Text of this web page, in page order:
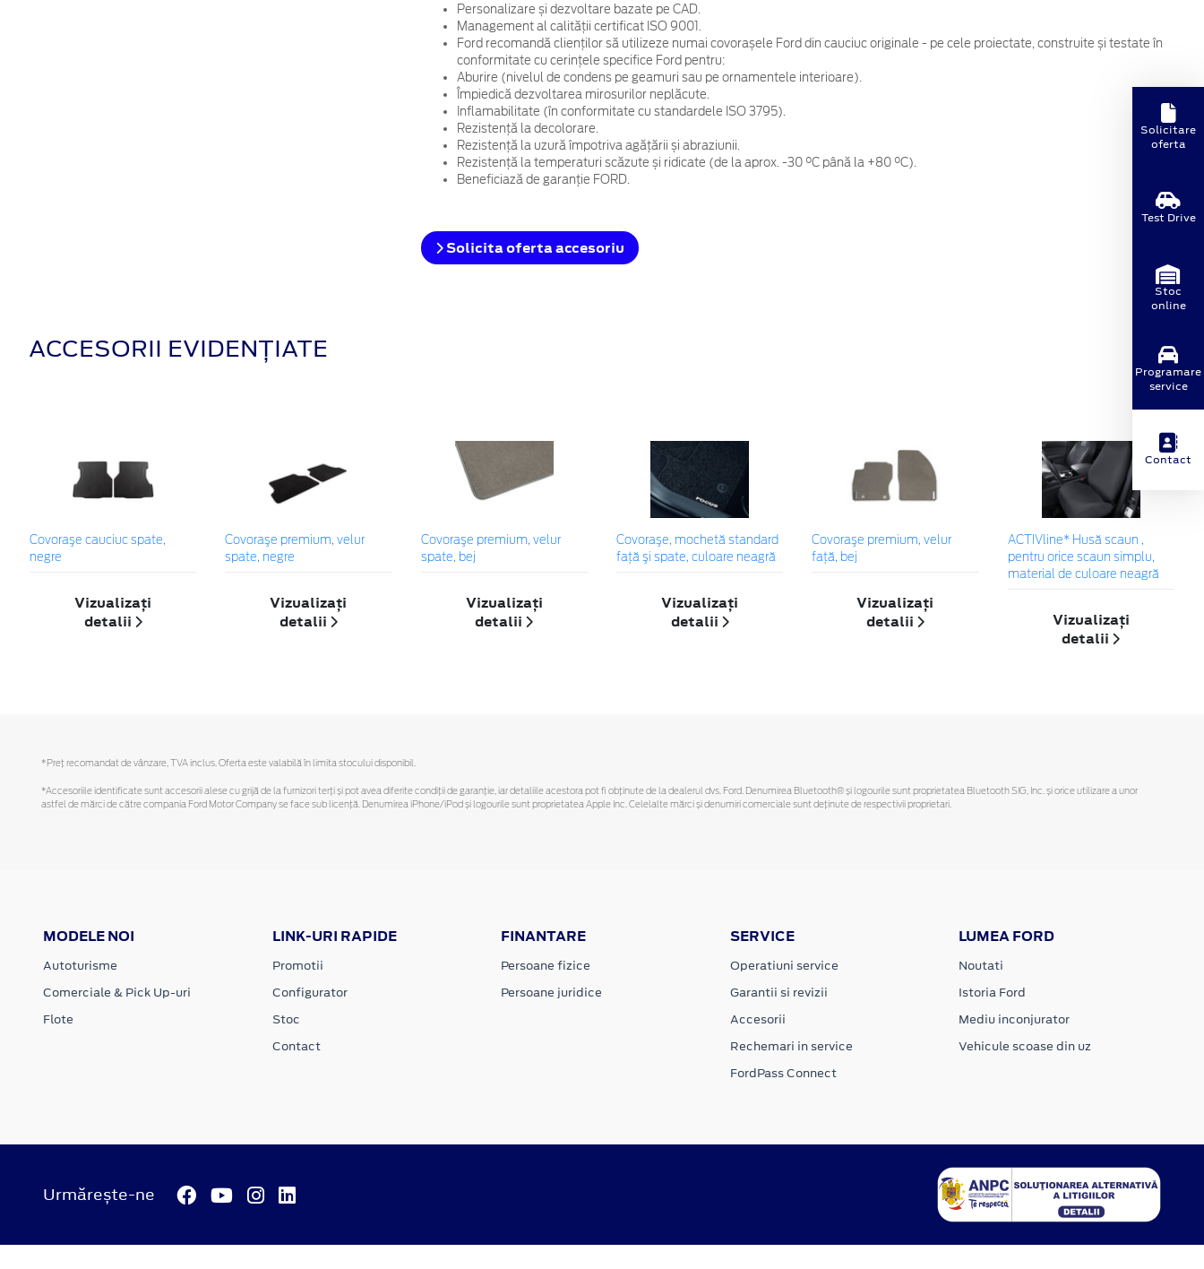
Personalizare și dezvoltare bazate pe CAD.
Management al calității certificat ISO 9001.
Ford recomandă clienților să utilizeze numai covorașele Ford din cauciuc originale - pe cele proiectate, construite și testate în
conformitate cu cerințele specifice Ford pentru:
Aburire (nivelul de condens pe geamuri sau pe ornamentele interioare).
Împiedică dezvoltarea mirosurilor neplăcute.
Inflamabilitate (în conformitate cu standardele ISO 3795).
Rezistență la decolorare.
Rezistență la uzură împotriva agățării și abraziunii.
Rezistență la temperaturi scăzute și ridicate (de la aprox. -30 °C până la +80 °C).
Beneficiază de garanție FORD.
Solicita oferta accesoriu
ACCESORII EVIDENȚIATE
Covoraşe cauciuc spate,
negre
Vizualizați
detalii
Covoraşe premium, velur
spate, negre
Vizualizați
detalii
Covoraşe premium, velur
spate, bej
Vizualizați
detalii
Covoraşe, mochetă standard
faţă şi spate, culoare neagră
Vizualizați
detalii
Covoraşe premium, velur
faţă, bej
Vizualizați
detalii
ACTIVline* Husă scaun ,
pentru orice scaun simplu,
material de culoare neagră
Vizualizați
detalii
*Preţ recomandat de vânzare, TVA inclus. Oferta este valabilă în limita stocului disponibil.
*Accesoriile identificate sunt accesorii alese cu grijă de la furnizori terți și pot avea diferite condiții de garanție, iar detaliile acestora pot fi obținute de la dealerul dvs. Ford. Denumirea Bluetooth® și logourile sunt proprietatea Bluetooth SIG, Inc. și orice utilizare a unor
astfel de mărci de către compania Ford Motor Company se face sub licență. Denumirea iPhone/iPod și logourile sunt proprietatea Apple Inc. Celelalte mărci și denumiri comerciale sunt deținute de respectivii proprietari.
MODELE NOI
Autoturisme
Comerciale & Pick Up-uri
Flote
LINK-URI RAPIDE
Promotii
Configurator
Stoc
Contact
FINANTARE
Persoane fizice
Persoane juridice
SERVICE
Operatiuni service
Garantii si revizii
Accesorii
Rechemari in service
FordPass Connect
LUMEA FORD
Noutati
Istoria Ford
Mediu inconjurator
Vehicule scoase din uz
Urmărește-ne
Solicitare
oferta
Test Drive
Stoc
online
Programare
service
Contact